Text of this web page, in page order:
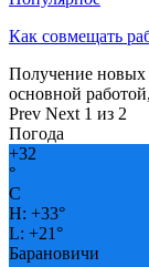
Как совмещать
Получение новых
основной
Prev Next 1 из 2
Погода
+32
°
C
H: +33°
L: +21°
Барановичи